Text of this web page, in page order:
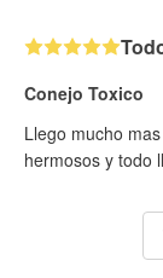
Conejo Toxico
Llego mucho
hermosos y todo